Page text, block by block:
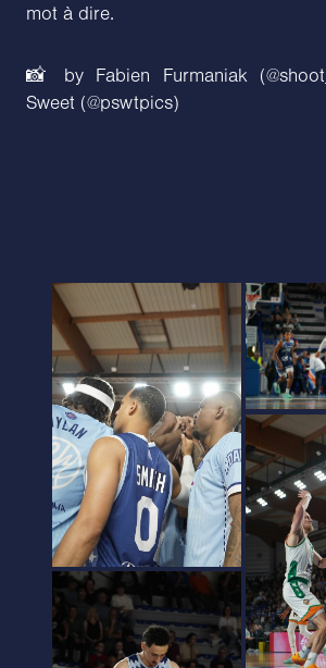
mot à dire.
📸 by Fabien Furmaniak
Sweet (@pswtpics)